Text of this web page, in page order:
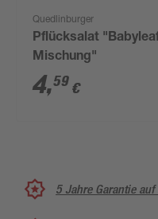
Quedlinburger
Pflücksalat
Mischung"
4,59 €
5 Jahre Garantie